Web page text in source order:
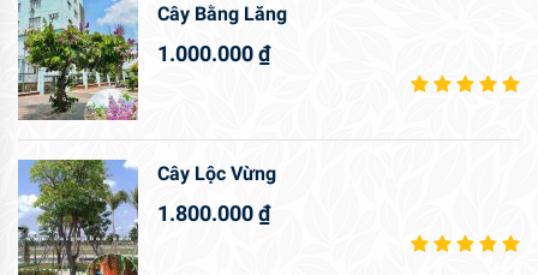
Cây Bằng Lăng
1.000.000₫
Cây Lộc Vừng
1.800.000₫